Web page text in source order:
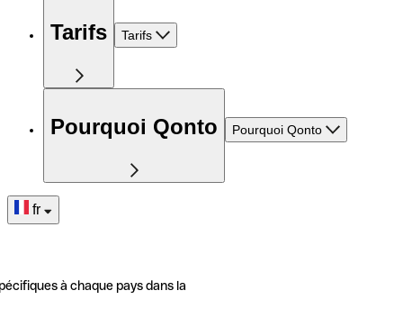
Tarifs Tarifs
Pourquoi Qonto Pourquoi Qonto
fr
à chaque pays dans la